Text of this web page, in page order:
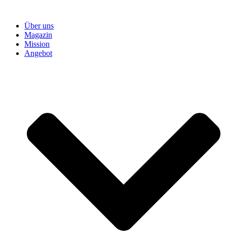
springenÜber uns
Magazin
Mission
Angebot